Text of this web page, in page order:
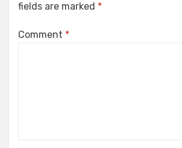
fields are marked *
Comment *